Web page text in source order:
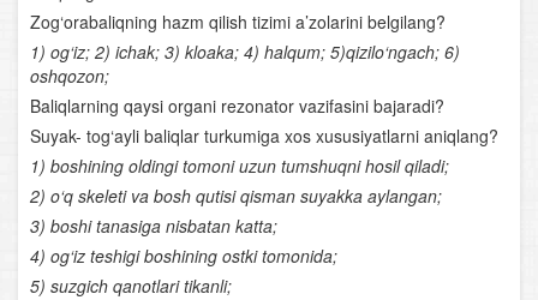
Xordalilar evolyutsiyasi
O‘zbekiston hayvonot dunyosi
Hayvonot dunyosini muhofaza qilish
Anatomiya
Odam to‘qimalari
Zog‘orabaliqning hazm qilish tizimi a’zolarini belgilang?
1) og‘iz; 2) ichak; 3) kloaka; 4) halqum; 5)qizilo‘ngach; 6)
oshqozon;
Baliqlarning qaysi organi rezonator vazifasini bajaradi?
Suyak- tog‘ayli baliqlar turkumiga xos xususiyatlarni aniqlang?
1) boshining oldingi tomoni uzun tumshuqni hosil qiladi;
2) o‘q skeleti va bosh qutisi qisman suyakka aylangan;
3) boshi tanasiga nisbatan katta;
4) og‘iz teshigi boshining ostki tomonida;
5) suzgich qanotlari tikanli;